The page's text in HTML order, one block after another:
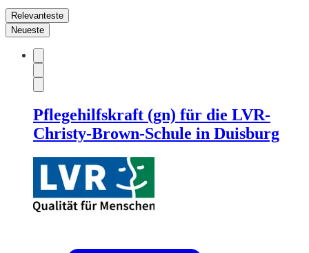
Relevanteste
Neueste
Pflegehilfskraft (gn) für die LVR-
Christy-Brown-Schule in Duisburg